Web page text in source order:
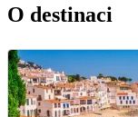
O destinaci